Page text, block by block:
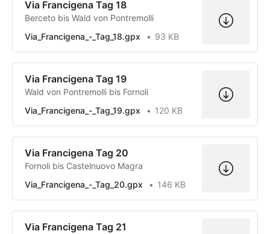
Via Francigena Tag 18
Berceto bis Wald von Pontremolli
Via_Francigena_-_Tag_18.gpx
93 KB
Via Francigena Tag 19
Wald von Pontremolli bis Fornoli
Via_Francigena_-_Tag_19.gpx
120 KB
Via Francigena Tag 20
Fornoli bis Castelnuovo Magra
Via_Francigena_-_Tag_20.gpx
146 KB
Via Francigena Tag 21